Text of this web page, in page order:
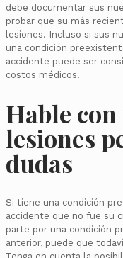
debe documentar sus
probar que su más
lesiones. Incluso si sus
una condición
accidente puede ser
costos médicos.
Hable
lesiones
dudas
Si tiene una condición
accidente que no fue su
parte por una condición
anterior, puede que